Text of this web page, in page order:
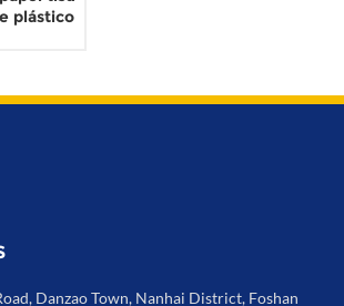
plástico
Danzao Town, Nanhai District, Foshan